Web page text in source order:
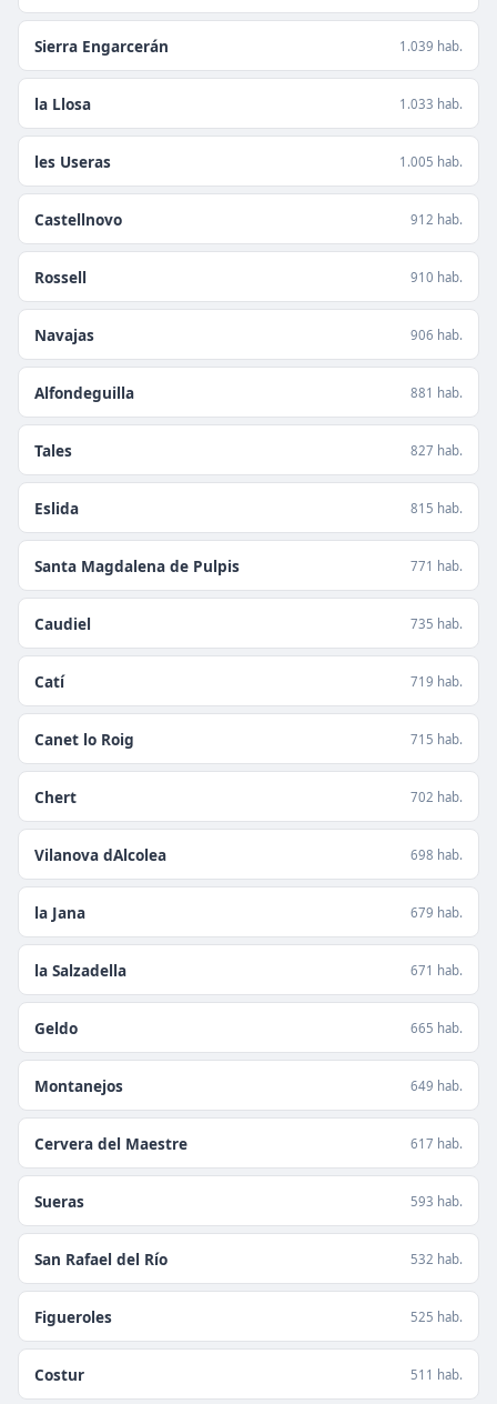
Sierra Engarcerán 1.039 hab.
la Llosa 1.033 hab.
les Useras 1.005 hab.
Castellnovo 912 hab.
Rossell 910 hab.
Navajas 906 hab.
Alfondeguilla 881 hab.
Tales 827 hab.
Eslida 815 hab.
Santa Magdalena de Pulpis 771 hab.
Caudiel 735 hab.
Catí 719 hab.
Canet lo Roig 715 hab.
Chert 702 hab.
Vilanova dAlcolea 698 hab.
la Jana 679 hab.
la Salzadella 671 hab.
Geldo 665 hab.
Montanejos 649 hab.
Cervera del Maestre 617 hab.
Sueras 593 hab.
San Rafael del Río 532 hab.
Figueroles 525 hab.
Costur 511 hab.